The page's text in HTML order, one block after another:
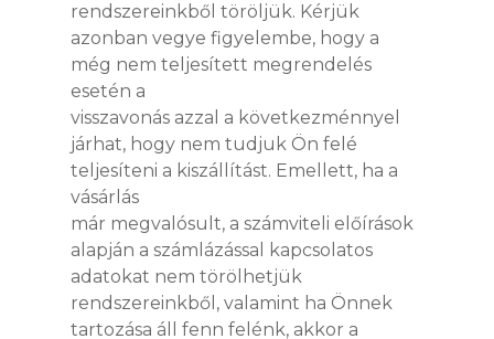
rendszereinkből töröljük. Kérjük
azonban vegye figyelembe, hogy a
még nem teljesített megrendelés
esetén a
visszavonás azzal a következménnyel
járhat, hogy nem tudjuk Ön felé
teljesíteni a kiszállítást. Emellett, ha a
vásárlás
már megvalósult, a számviteli előírások
alapján a számlázással kapcsolatos
adatokat nem törölhetjük
rendszereinkből, valamint ha Önnek
tartozása áll fenn felénk, akkor a